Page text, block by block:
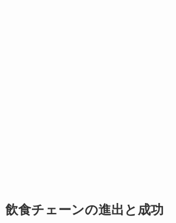
飲食チェーンの進出と成功